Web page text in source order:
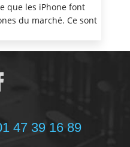
que les iPhone font
du marché. Ce sont
47 39 16 89